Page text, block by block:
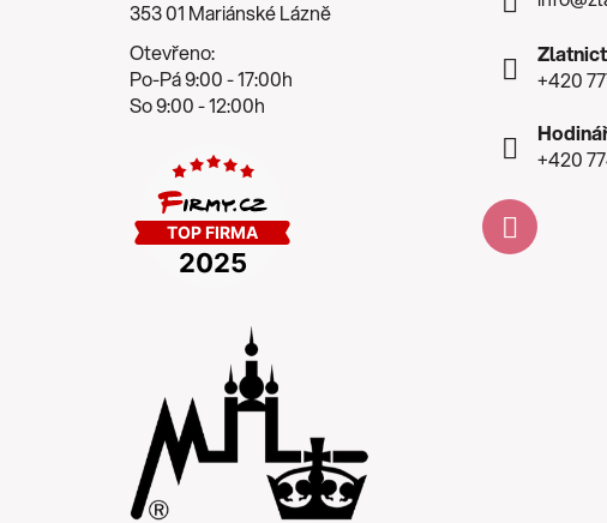
353 01 Mariánské Lázně
Otevřeno:
Po-Pá 9:00 - 17:00h
So 9:00 - 12:00h
+420
+420